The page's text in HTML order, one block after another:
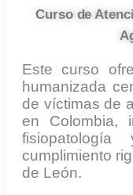
Curso de
Este curso
humanizada
de víctimas de
en Colombia,
cumplimiento
de León.